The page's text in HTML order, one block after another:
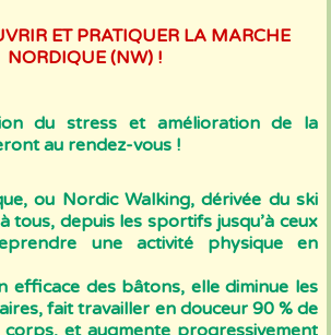
ET PRATIQUER LA MARCHE
NORDIQUE (NW) !
du stress et amélioration de la
au rendez-vous !
ou Nordic Walking, dérivée du ski
tous, depuis les sportifs jusqu’à ceux
une activité physique en
efficace des bâtons, elle diminue les
fait travailler en douceur 90 % de
corps, et augmente progressivement